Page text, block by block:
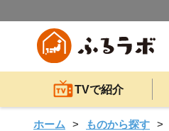
TVで紹介
ホーム ものから探す